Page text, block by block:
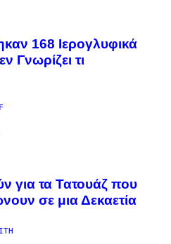
168 Ιερογλυφικά
Γνωρίζει τι
για τα Τατουάζ που
σε μια Δεκαετία